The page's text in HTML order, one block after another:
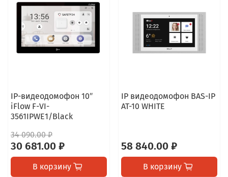
IP-видеодомофон 10″
iFlow F-VI-
3561IPWE1/Black
34 090.00 ₽
30 681.00 ₽
В корзину
IP видеодомофон BAS-IP
AT-10 WHITE
58 840.00 ₽
В корзину